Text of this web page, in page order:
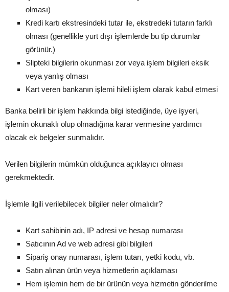
olması)
Kredi kartı ekstresindeki tutar ile, ekstredeki tutarın farklı
olması (genellikle yurt dışı işlemlerde bu tip durumlar
görünür.)
Slipteki bilgilerin okunması zor veya işlem bilgileri eksik
veya yanlış olması
Kart veren bankanın işlemi hileli işlem olarak kabul etmesi
Banka belirli bir işlem hakkında bilgi istediğinde, üye işyeri,
işlemin okunaklı olup olmadığına karar vermesine yardımcı
olacak ek belgeler sunmalıdır.
Verilen bilgilerin mümkün olduğunca açıklayıcı olması
gerekmektedir.
İşlemle ilgili verilebilecek bilgiler neler olmalıdır?
Kart sahibinin adı, IP adresi ve hesap numarası
Satıcının Ad ve web adresi gibi bilgileri
Sipariş onay numarası, işlem tutarı, yetki kodu, vb.
Satın alınan ürün veya hizmetlerin açıklaması
Hem işlemin hem de bir ürünün veya hizmetin gönderilme